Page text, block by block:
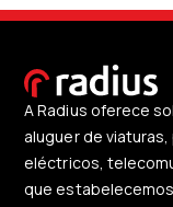
A Radius oferece
aluguer de
eléctricos,
que